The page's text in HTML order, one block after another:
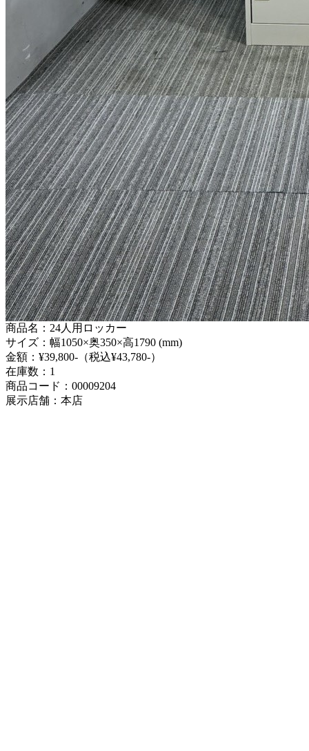
商品名：24人用ロッカー
サイズ：幅1050×奥350×高1790 (mm)
金額：¥39,800-（税込¥43,780-）
在庫数：1
商品コード：00009204
展示店舗：本店